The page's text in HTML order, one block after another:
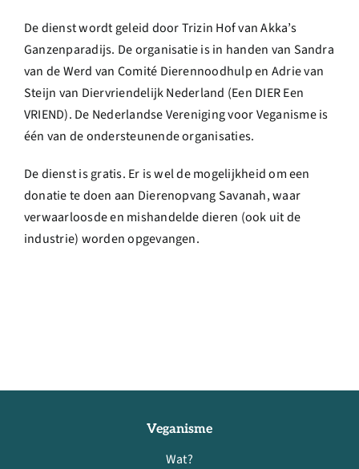
De dienst wordt geleid door Trizin Hof van Akka’s
Ganzenparadijs. De organisatie is in handen van Sandra
van de Werd van Comité Dierennoodhulp en Adrie van
Steijn van Diervriendelijk Nederland (Een DIER Een
VRIEND). De Nederlandse Vereniging voor Veganisme is
één van de ondersteunende organisaties.
De dienst is gratis. Er is wel de mogelijkheid om een
donatie te doen aan Dierenopvang Savanah, waar
verwaarloosde en mishandelde dieren (ook uit de
industrie) worden opgevangen.
Veganisme
Wat?